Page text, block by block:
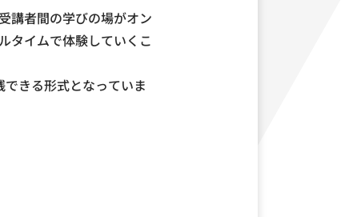
講者間の学びの場がオン
タイムで体験していくこ
きる形式となっていま